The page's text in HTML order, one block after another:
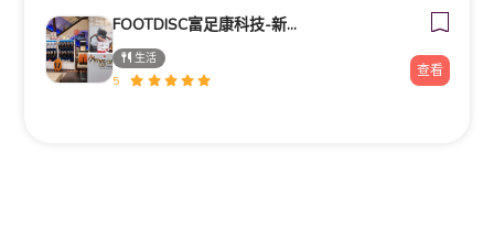
FOOTDISC富足康科技-新光三越-桃園站前店
生活
5
查看